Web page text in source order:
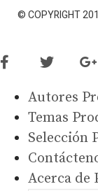
© COPYRIGHT
Autores
Temas
Selección
Acerca de